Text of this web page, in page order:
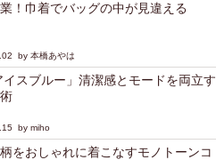
！巾着でバッグの中が見違える
by 本橋あやは
スブルー」清潔感とモードを両立す
by miho
をおしゃれに着こなすモノトーンコ